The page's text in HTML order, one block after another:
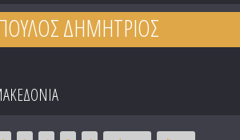
ΔΗΜΗΤΡΙΟΣ